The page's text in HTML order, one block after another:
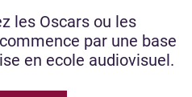
les Oscars ou les
par une base
en ecole audiovisuel.